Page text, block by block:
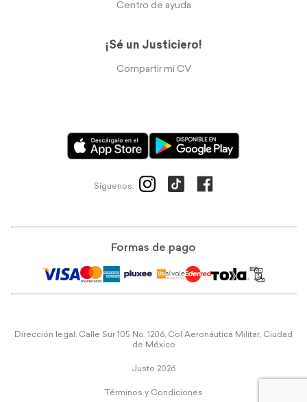
Centro de ayuda
¡Sé un Justiciero!
Compartir mi CV
Síguenos:
Formas de pago
Dirección legal: Calle Sur 105 No. 1206, Col Aeronáutica Militar, Ciudad
de México
Justo 2026
Términos y Condiciones